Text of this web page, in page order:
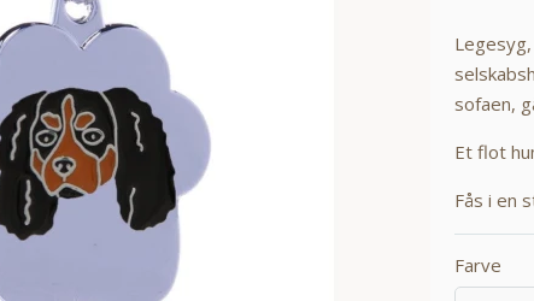
sofaen,
Et flot
Fås i en
Farve